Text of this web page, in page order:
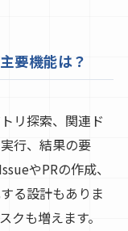
要機能は？
リ探索、関連ド
行、結果の要
やPRの作成、
る設計もありま
クも増えます。